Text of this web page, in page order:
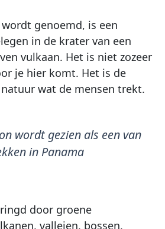
genoemd, is een
in de krater van een
vulkaan. Het is niet zozeer
je hier komt. Het is de
wat de mensen trekt.
wordt gezien als een van
in Panama
door groene
valleien, bossen,